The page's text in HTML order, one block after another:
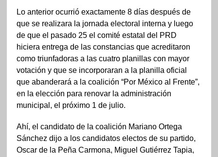
Lo anterior ocurrió exactamente 8 días después de
que se realizara la jornada electoral interna y luego
de que el pasado 25 el comité estatal del PRD
hiciera entrega de las constancias que acreditaron
como triunfadoras a las cuatro planillas con mayor
votación y que se incorporaran a la planilla oficial
que abanderará a la coalición “Por México al Frente”,
en la elección para renovar la administración
municipal, el próximo 1 de julio.
Ahí, el candidato de la coalición Mariano Ortega
Sánchez dijo a los candidatos electos de su partido,
Oscar de la Peña Carmona, Miguel Gutiérrez Tapia,